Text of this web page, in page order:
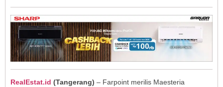
RealEstat.id (Tangerang) – Farpoint merilis Maesteria